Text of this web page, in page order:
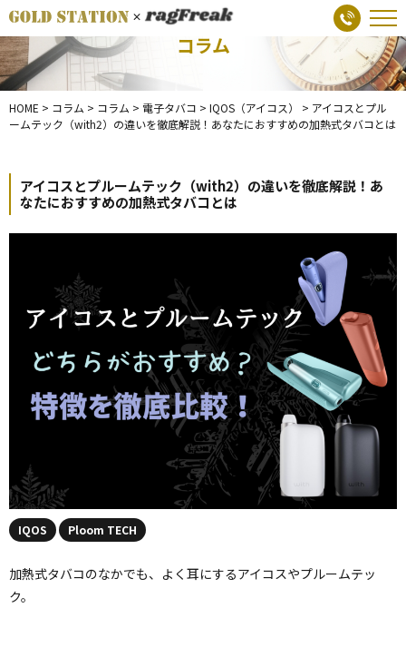
コラム
HOME > コラム > コラム > 電子タバコ > IQOS（アイコス） > アイコスとプル
ームテック（with2）の違いを徹底解説！あなたにおすすめの加熱式タバコとは
アイコスとプルームテック（with2）の違いを徹底解説！あ
なたにおすすめの加熱式タバコとは
IQOS Ploom TECH
加熱式タバコのなかでも、よく耳にするアイコスやプルームテッ
ク。